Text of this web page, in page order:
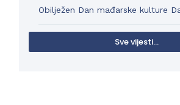
Obilježen Dan mađarske kulture
Sve vijesti...